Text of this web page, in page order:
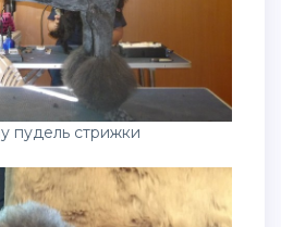
пудель стрижки